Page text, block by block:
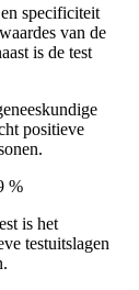
specificiteit
van de
is de test
positieve
%
is het
testuitslagen